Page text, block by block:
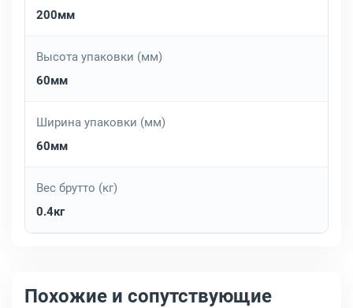
200мм
Высота упаковки (мм)
60мм
Ширина упаковки (мм)
60мм
Вес брутто (кг)
0.4кг
Похожие и сопутствующие